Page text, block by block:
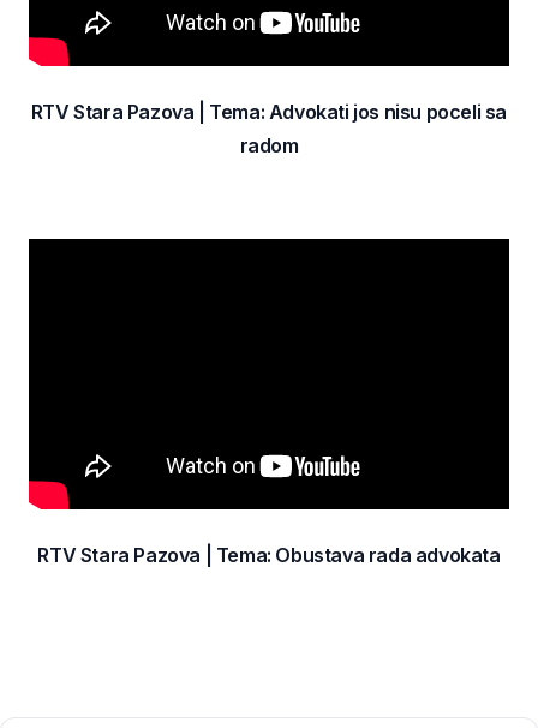
RTV Stara Pazova | Tema: Advokati jos nisu poceli sa
radom
RTV Stara Pazova | Tema: Obustava rada advokata